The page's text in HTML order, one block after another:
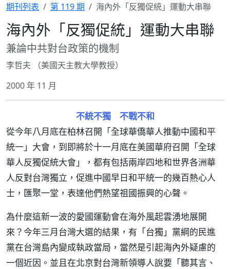
期刊列表 第 119 期 海內外「反獨促統」運動大串聯
海內外「反獨促統」運動大串聯
兼論中共對台政策的機制
李哲夫 （美國天主教大學教授）
2000 年 11 月
不統不獨 不戰不和
從今年八月底在柏林召開「全球華僑華人推動中國和平
統一」大會，到即將於十一月底在美國華府召開「全球
華人反獨促統大會」，都有包括兩岸四地和世界各洲華
人反對台灣獨立，促進中國早日和平統一的幾百熱心人
士，匯聚一堂，表達他們熱望祖國振興的心聲。
為什麼這新一波的愛國運動會在海外風起雲湧地展開
來？今年三月台灣大選的結果，有「台獨」黨綱的民進
黨在台灣島內變成執政當局，當然是引起海內外疑慮的
一個近因。並且在北京對台灣新領導人說要「聽其言、